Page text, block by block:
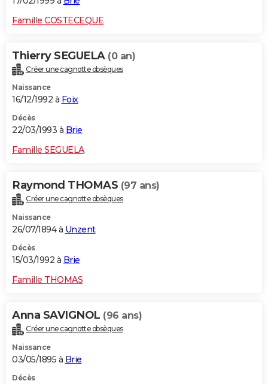
Famille COSTECEQUE
Thierry SEGUELA (0 an)
Créer une cagnotte obsèques
Naissance
16/12/1992 à Foix
Décès
22/03/1993 à Brie
Famille SEGUELA
Raymond THOMAS (97 ans)
Créer une cagnotte obsèques
Naissance
26/07/1894 à Unzent
Décès
15/03/1992 à Brie
Famille THOMAS
Anna SAVIGNOL (96 ans)
Créer une cagnotte obsèques
Naissance
03/05/1895 à Brie
Décès